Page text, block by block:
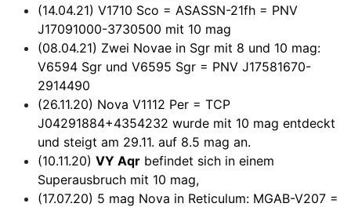
(14.04.21) V1710 Sco = ASASSN-21fh = PNV
J17091000-3730500 mit 10 mag
(08.04.21) Zwei Novae in Sgr mit 8 und 10 mag:
V6594 Sgr und V6595 Sgr = PNV J17581670-
2914490
(26.11.20) Nova V1112 Per = TCP
J04291884+4354232 wurde mit 10 mag entdeckt
und steigt am 29.11. auf 8.5 mag an.
(10.11.20) VY Aqr befindet sich in einem
Superausbruch mit 10 mag,
(17.07.20) 5 mag Nova in Reticulum: MGAB-V207 =